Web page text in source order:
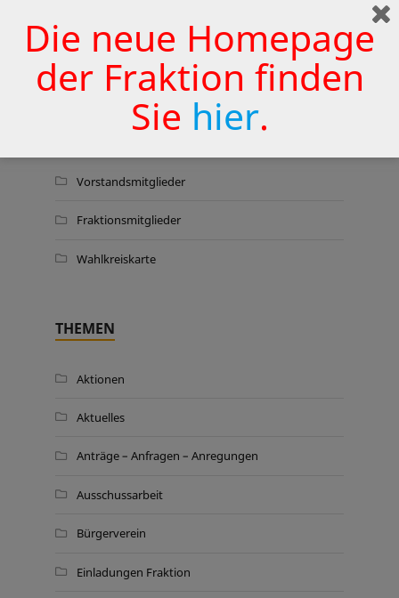
zu sichern
25. JUNI 2026
WER WIR SIND …
Vorstandsmitglieder
Fraktionsmitglieder
Wahlkreiskarte
THEMEN
Aktionen
Aktuelles
Anträge – Anfragen – Anregungen
Ausschussarbeit
Bürgerverein
Einladungen Fraktion
Die neue Homepage
der Fraktion finden
Sie hier.